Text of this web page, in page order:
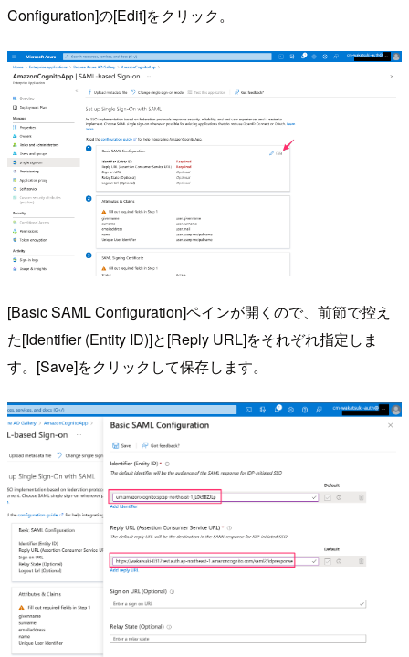
Configuration]の[Edit]をクリック。
[Basic SAML Configuration]ペインが開くので、前節で控え
た[Identifier (Entity ID)]と[Reply URL]をそれぞれ指定しま
す。[Save]をクリックして保存します。